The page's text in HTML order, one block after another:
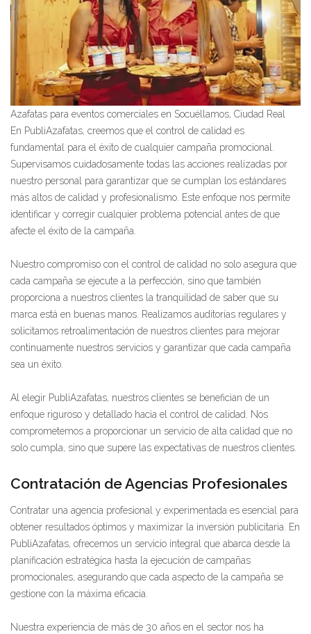
Azafatas para eventos comerciales en Socuéllamos, Ciudad Real
En PubliAzafatas, creemos que el control de calidad es
fundamental para el éxito de cualquier campaña promocional.
Supervisamos cuidadosamente todas las acciones realizadas por
nuestro personal para garantizar que se cumplan los estándares
más altos de calidad y profesionalismo. Este enfoque nos permite
identificar y corregir cualquier problema potencial antes de que
afecte el éxito de la campaña.
Nuestro compromiso con el control de calidad no solo asegura que
cada campaña se ejecute a la perfección, sino que también
proporciona a nuestros clientes la tranquilidad de saber que su
marca está en buenas manos. Realizamos auditorías regulares y
solicitamos retroalimentación de nuestros clientes para mejorar
continuamente nuestros servicios y garantizar que cada campaña
sea un éxito.
Al elegir PubliAzafatas, nuestros clientes se benefician de un
enfoque riguroso y detallado hacia el control de calidad. Nos
comprometemos a proporcionar un servicio de alta calidad que no
solo cumpla, sino que supere las expectativas de nuestros clientes.
Contratación de Agencias Profesionales
Contratar una agencia profesional y experimentada es esencial para
obtener resultados óptimos y maximizar la inversión publicitaria. En
PubliAzafatas, ofrecemos un servicio integral que abarca desde la
planificación estratégica hasta la ejecución de campañas
promocionales, asegurando que cada aspecto de la campaña se
gestione con la máxima eficacia.
Nuestra experiencia de más de 30 años en el sector nos ha